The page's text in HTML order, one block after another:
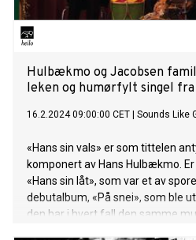
Hulbækmo og Jacobsen
leken og humørfylt singel
16.2.2024 09:00:00 CET Sounds Like
«Hans sin vals» er som tittelen
komponert av Hans Hulbækmo.
«Hans sin låt», som var et av
debutalbum, «På snei», som ble
den har i hvert fall den samme